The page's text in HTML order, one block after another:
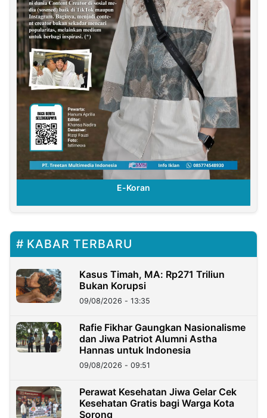
E-Koran
KABAR TERBARU
Kasus Timah, MA: Rp271 Triliun
Bukan Korupsi
09/08/2026 - 13:35
Rafie Fikhar Gaungkan Nasionalisme
dan Jiwa Patriot Alumni Astha
Hannas untuk Indonesia
09/08/2026 - 09:51
Perawat Kesehatan Jiwa Gelar Cek
Kesehatan Gratis bagi Warga Kota
Sorong